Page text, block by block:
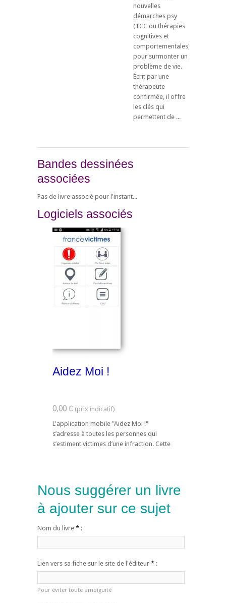
nouvelles
démarches psy
(TCC ou thérapies
cognitives et
comportementales)
pour surmonter un
problème de vie.
Écrit par une
thérapeute
confirmée, il offre
les clés qui
permettent de ...
Bandes dessinées
associées
Pas de livre associé pour l'instant...
Logiciels associés
Aidez Moi !
0,00 €
L'application mobile "Aidez Moi !"
s’adresse à toutes les personnes qui
s’estiment victimes d’une infraction. Cette
Nous suggérer un livre
à ajouter sur ce sujet
Nom du livre * :
Lien vers sa fiche sur le site de l'éditeur * :
Pour éviter toute ambiguïté